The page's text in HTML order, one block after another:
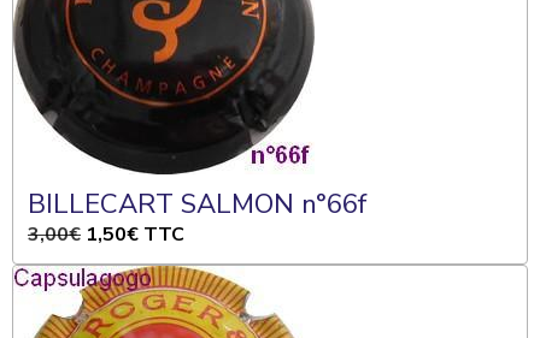
BILLECART SALMON n°66f
3,00€ 1,50€ TTC